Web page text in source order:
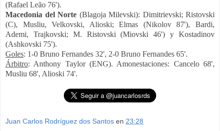
(Rafael Leão 76').
Macedonia del Norte (Blagoja Milevski): Dimitrievski; Ristovski
(C), Musliu, Velkovski, Alioski; Elmas (Nikolov 87'), Bardi,
Ademi, Trajkovski; M. Ristovski (Miovski 46') y Kostadinov
(Ashkovski 75').
Goles: 1-0 Bruno Fernandes 32', 2-0 Bruno Fernandes 65'.
Árbitro: Anthony Taylor (ENG). Amonestaciones: Cancelo 68',
Musliu 68', Alioski 74'.
Juan Carlos Rodríguez dos Santos en 23:28